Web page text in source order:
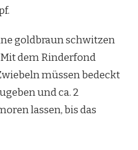
goldbraun schwitzen
dem Rinderfond
müssen bedeckt
und ca. 2
lassen, bis das